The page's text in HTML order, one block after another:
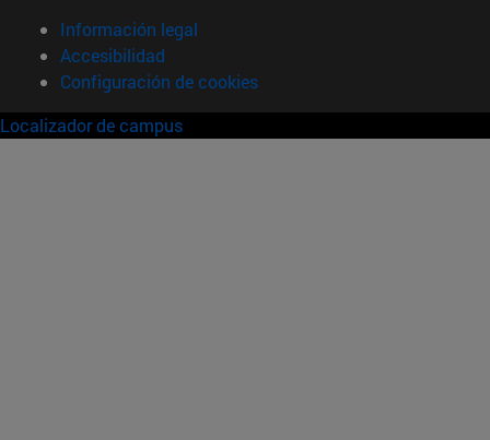
Información legal
Accesibilidad
Configuración de cookies
Localizador de campus